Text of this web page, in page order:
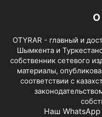
OTYRAR - главный и
Шымкента и
собственник сетевого
материалы,
соответствии с
Наш WhatsApp